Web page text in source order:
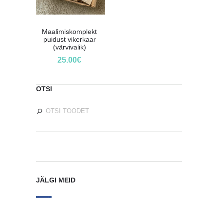
Maalimiskomplekt
puidust vikerkaar
(värvivalik)
25.00€
OTSI
JÄLGI MEID